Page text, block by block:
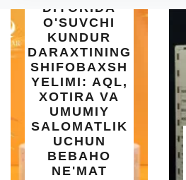
DIYORIDA
O'SUVCHI
KUNDUR
DARAXTINING
SHIFOBAXSH
YELIMI: AQL,
XOTIRA VA
UMUMIY
SALOMATLIK
UCHUN
BEBAHO
NE'MAT